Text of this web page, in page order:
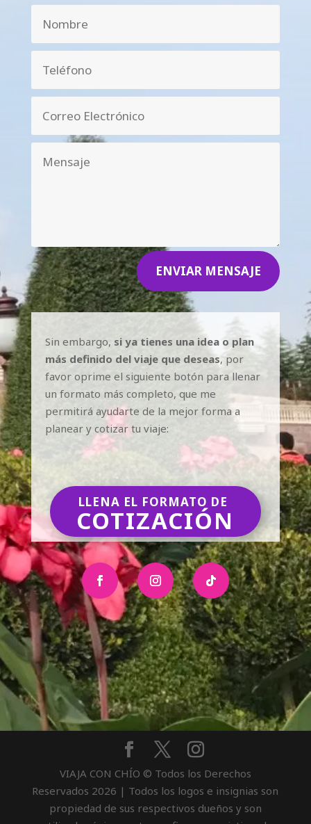
ENVIAR MENSAJE
Sin embargo, si ya tienes una idea o plan
más definido del viaje que deseas, por
favor oprime el siguiente botón para llenar
un formato más completo, que me
permitirá ayudarte de la mejor forma a
planear y cotizar tu viaje:
LLENA EL FORMATO DE
COTIZACIÓN
VIAJA CON CHÍO © Todos los Derechos
Reservados 2026 | Todos los logos e insignias son
propiedad de sus respectivos dueños y son